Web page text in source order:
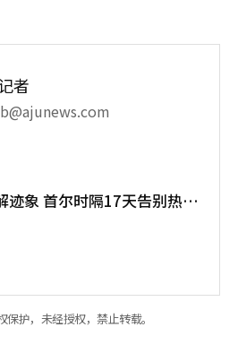
者
迹象 首尔时隔17天告别热带
保护，未经授权，禁止转载。